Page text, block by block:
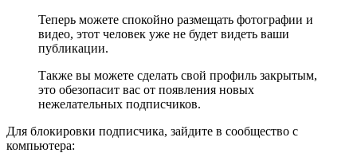
Теперь можете спокойно размещать фотографии и
видео, этот человек уже не будет видеть ваши
публикации.
Также вы можете сделать свой профиль закрытым,
это обезопасит вас от появления новых
нежелательных подписчиков.
Для блокировки подписчика, зайдите в сообщество с
компьютера: